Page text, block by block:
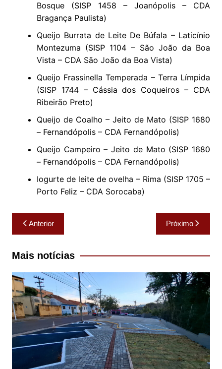
Bosque (SISP 1458 – Joanópolis – CDA
Bragança Paulista)
Queijo Burrata de Leite De Búfala – Laticínio
Montezuma (SISP 1104 – São João da Boa
Vista – CDA São João da Boa Vista)
Queijo Frassinella Temperada – Terra Límpida
(SISP 1744 – Cássia dos Coqueiros – CDA
Ribeirão Preto)
Queijo de Coalho – Jeito de Mato (SISP 1680
– Fernandópolis – CDA Fernandópolis)
Queijo Campeiro – Jeito de Mato (SISP 1680
– Fernandópolis – CDA Fernandópolis)
Iogurte de leite de ovelha – Rima (SISP 1705 –
Porto Feliz – CDA Sorocaba)
Navegação
de
Post
Anterior Próximo
Mais notícias